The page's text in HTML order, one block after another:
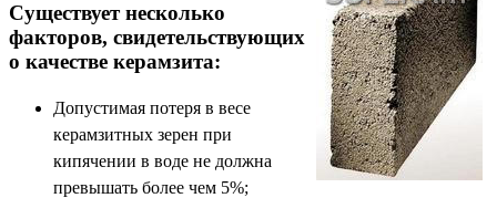
Существует несколько
факторов, свидетельствующих
о качестве керамзита:
Допустимая потеря в весе
керамзитных зерен при
кипячении в воде не должна
превышать более чем 5%;